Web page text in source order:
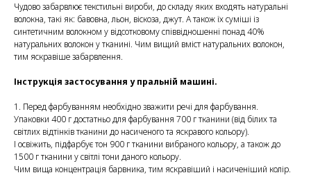
Чудово забарвлює текстильні вироби, до складу яких входять натуральні
волокна, такі як: бавовна, льон, віскоза, джут. А також їх суміші із
синтетичним волокном у відсотковому співвідношенні понад 40%
натуральних волокон у тканині. Чим вищий вміст натуральних волокон,
тим яскравіше забарвлення.
Інструкція застосування у пральній машині.
1. Перед фарбуванням необхідно зважити речі для фарбування.
Упаковки 400 г достатньо для фарбування 700 г тканини (від білих та
світлих відтінків тканини до насиченого та яскравого кольору).
І освіжить, підфарбує тон 900 г тканини вибраного кольору, а також до
1500 г тканини у світлі тони даного кольору.
Чим вища концентрація барвника, тим яскравіший і насиченіший колір.